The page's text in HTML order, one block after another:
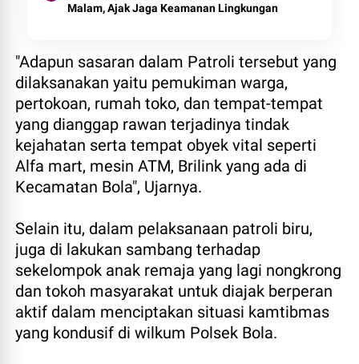
Malam, Ajak Jaga Keamanan Lingkungan
"Adapun sasaran dalam Patroli tersebut yang
dilaksanakan yaitu pemukiman warga,
pertokoan, rumah toko, dan tempat-tempat
yang dianggap rawan terjadinya tindak
kejahatan serta tempat obyek vital seperti
Alfa mart, mesin ATM, Brilink yang ada di
Kecamatan Bola", Ujarnya.
Selain itu, dalam pelaksanaan patroli biru,
juga di lakukan sambang terhadap
sekelompok anak remaja yang lagi nongkrong
dan tokoh masyarakat untuk diajak berperan
aktif dalam menciptakan situasi kamtibmas
yang kondusif di wilkum Polsek Bola.